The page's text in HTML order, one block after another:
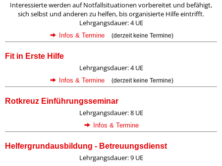
Interessierte werden auf Notfallsituationen vorbereitet und befähigt,
sich selbst und anderen zu helfen, bis organisierte Hilfe eintrifft.
Lehrgangsdauer: 4 UE
Infos & Termine (derzeit keine Termine)
Fit in Erste Hilfe
Lehrgangsdauer: 4 UE
Infos & Termine (derzeit keine Termine)
Rotkreuz Einführungsseminar
Lehrgangsdauer: 8 UE
Infos & Termine
Helfergrundausbildung - Betreuungsdienst
Lehrgangsdauer: 9 UE